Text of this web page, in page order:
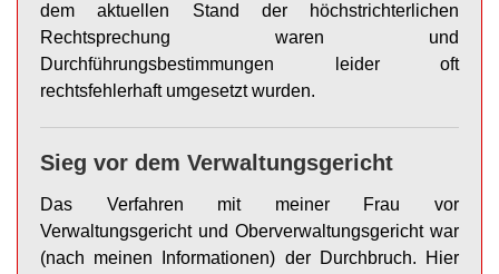
dem aktuellen Stand der höchstrichterlichen
Rechtsprechung waren und
Durchführungsbestimmungen leider oft
rechtsfehlerhaft umgesetzt wurden.
Sieg vor dem Verwaltungsgericht
Das Verfahren mit meiner Frau vor
Verwaltungsgericht und Oberverwaltungsgericht war
(nach meinen Informationen) der Durchbruch.
Hier